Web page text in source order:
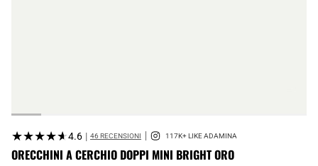
★★★★★
★★★★★4.6 | 46 RECENSIONI
ORECCHINI A CERCHIO DOPPI MINI BRIGHT ORO